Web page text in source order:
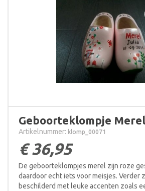
Geboorteklompje
Artikelnummer: klomp_00071
€36,95
De geboorteklompjes merel zijn roze
daardoor echt iets voor meisjes. Verder
beschilderd met leuke accenten zoals